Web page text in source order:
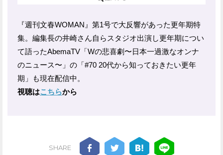
『週刊文春WOMAN』第1号で大反響があった更年期特
集。編集長の井崎さん自らスタジオ出演し更年期につい
て語ったAbemaTV「Wの悲喜劇〜日本一過激なオンナ
のニュース〜」の「#70 20代から知っておきたい更年
期」も現在配信中。
視聴はこちらから
SHARE